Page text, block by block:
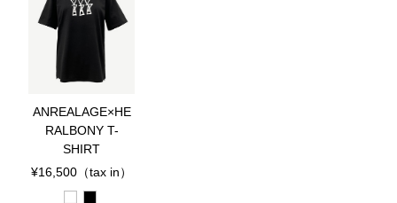
ANREALAGE×HE
RALBONY T-
SHIRT
¥16,500 （tax in）